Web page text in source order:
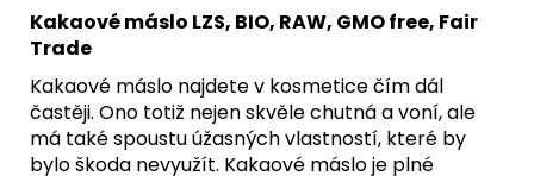
Kakaové máslo LZS, BIO, RAW, GMO free, Fair
Trade
Kakaové máslo najdete v kosmetice čím dál
častěji. Ono totiž nejen skvěle chutná a voní, ale
má také spoustu úžasných vlastností, které by
bylo škoda nevyužít. Kakaové máslo je plné